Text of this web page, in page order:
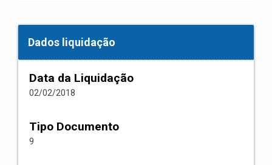
Dados liquidação
Data da Liquidação
02/02/2018
Tipo Documento
9